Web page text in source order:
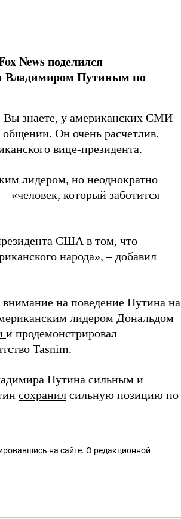
News поделился
Владимиром Путиным по
знаете, у американских СМИ
Он очень расчетлив.
вице-президента.
лидером, но неоднократно
«человек, который заботится
США в том, что
народа», – добавил
на поведение Путина на
лидером Дональдом
и продемонстрировал
Tasnim.
Путина сильным и
сохранил сильную позицию по
на сайте. О редакционной